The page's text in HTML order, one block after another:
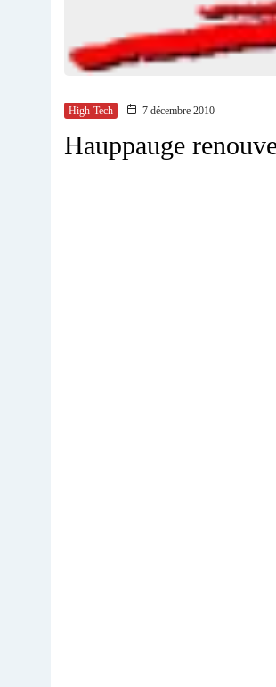
High-Tech 7 décembre 2010
Hauppauge